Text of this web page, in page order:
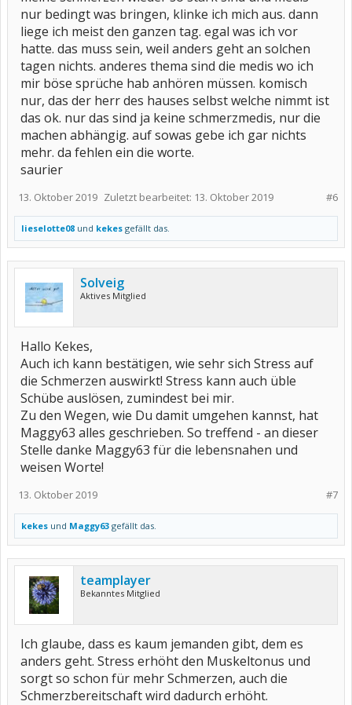
nur bedingt was bringen, klinke ich mich aus. dann
liege ich meist den ganzen tag. egal was ich vor
hatte. das muss sein, weil anders geht an solchen
tagen nichts. anderes thema sind die medis wo ich
mir böse sprüche hab anhören müssen. komisch
nur, das der herr des hauses selbst welche nimmt ist
das ok. nur das sind ja keine schmerzmedis, nur die
machen abhängig. auf sowas gebe ich gar nichts
mehr. da fehlen ein die worte.
saurier
#6
13. Oktober 2019 Zuletzt bearbeitet: 13. Oktober 2019
lieselotte08 und kekes gefällt das.
Solveig
Aktives Mitglied
Hallo Kekes,
Auch ich kann bestätigen, wie sehr sich Stress auf
die Schmerzen auswirkt! Stress kann auch üble
Schübe auslösen, zumindest bei mir.
Zu den Wegen, wie Du damit umgehen kannst, hat
Maggy63 alles geschrieben. So treffend - an dieser
Stelle danke Maggy63 für die lebensnahen und
weisen Worte!
#7
13. Oktober 2019
kekes und Maggy63 gefällt das.
teamplayer
Bekanntes Mitglied
Ich glaube, dass es kaum jemanden gibt, dem es
anders geht. Stress erhöht den Muskeltonus und
sorgt so schon für mehr Schmerzen, auch die
Schmerzbereitschaft wird dadurch erhöht.